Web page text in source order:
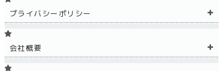
プライバシーポリシー
会社概要